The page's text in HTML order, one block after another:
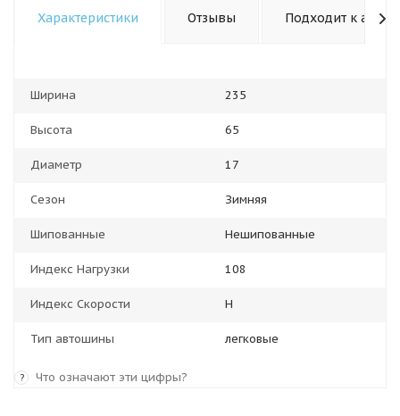
Характеристики Отзывы Подходит к авто
Ширина 235
Высота 65
Диаметр 17
Сезон Зимняя
Шипованные Нешипованные
Индекс Нагрузки 108
Индекс Скорости H
Тип автошины легковые
? Что означают эти цифры?